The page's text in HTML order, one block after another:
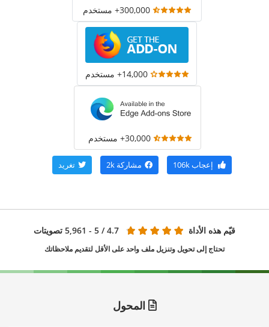
300,000+ مستخدم
14,000+ مستخدم
30,000+ مستخدم
إعجاب106k مشاركة 2k تغريد
قيّم هذه الأداة 4.7 / 5 - 5,961 تصويتات
تحتاج إلى تحويل وتنزيل ملف واحد على الأقل لتقديم ملاحظاتك
المحول